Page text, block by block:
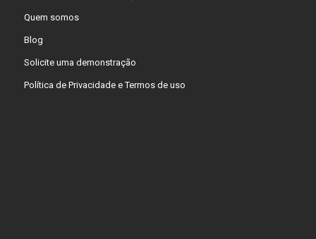
Quem somos
Blog
Solicite uma demonstração
Política de Privacidade e Termos de uso